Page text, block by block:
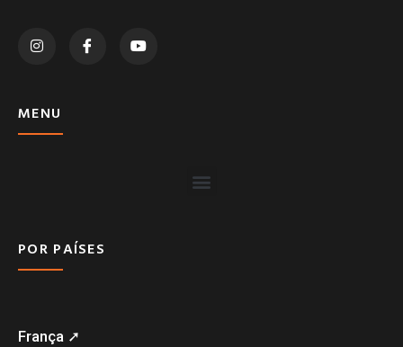
MENU
POR PAÍSES
França ➚